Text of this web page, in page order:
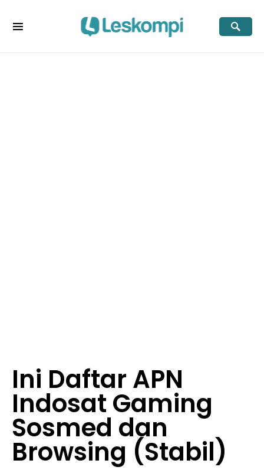
Ini Daftar APN
Indosat Gaming
Sosmed dan
Browsing (Stabil)